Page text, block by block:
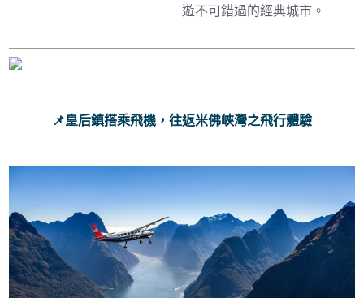
遊不可錯過的經典城市。
📌皇后鎮搭乘飛機，往返米佛峽灣之飛行體驗